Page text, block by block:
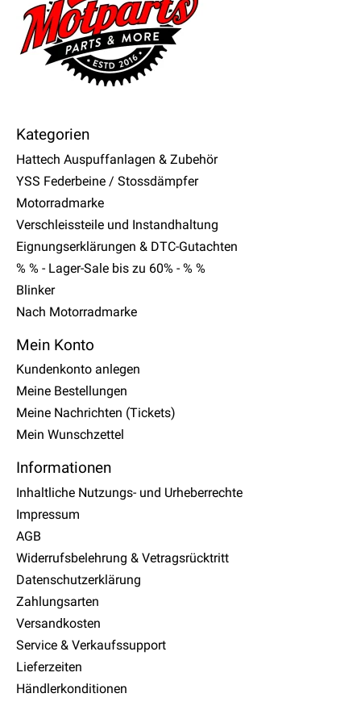
Kategorien
Hattech Auspuffanlagen & Zubehör
YSS Federbeine / Stossdämpfer
Motorradmarke
Verschleissteile und Instandhaltung
Eignungserklärungen & DTC-Gutachten
% % - Lager-Sale bis zu 60% - % %
Blinker
Nach Motorradmarke
Mein Konto
Kundenkonto anlegen
Meine Bestellungen
Meine Nachrichten (Tickets)
Mein Wunschzettel
Informationen
Inhaltliche Nutzungs- und Urheberrechte
Impressum
AGB
Widerrufsbelehrung & Vetragsrücktritt
Datenschutzerklärung
Zahlungsarten
Versandkosten
Service & Verkaufssupport
Lieferzeiten
Händlerkonditionen